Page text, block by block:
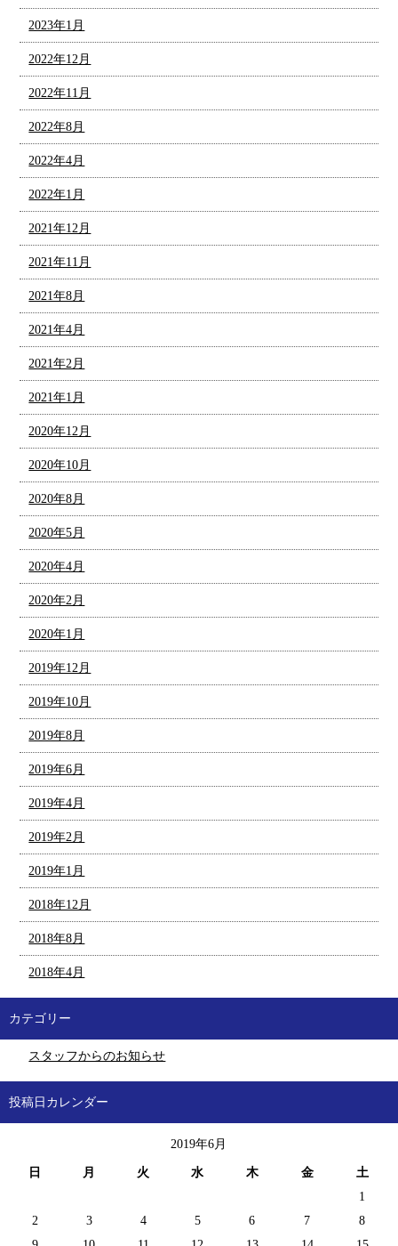
2023年1月
2022年12月
2022年11月
2022年8月
2022年4月
2022年1月
2021年12月
2021年11月
2021年8月
2021年4月
2021年2月
2021年1月
2020年12月
2020年10月
2020年8月
2020年5月
2020年4月
2020年2月
2020年1月
2019年12月
2019年10月
2019年8月
2019年6月
2019年4月
2019年2月
2019年1月
2018年12月
2018年8月
2018年4月
カテゴリー
スタッフからのお知らせ
投稿日カレンダー
2019年6月
日 月 火 水 木 金
土
1
2
3 4 5 6 7
8